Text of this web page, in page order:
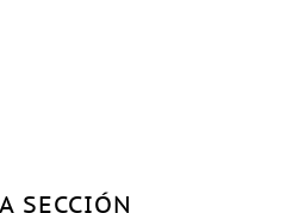
SECCIÓN